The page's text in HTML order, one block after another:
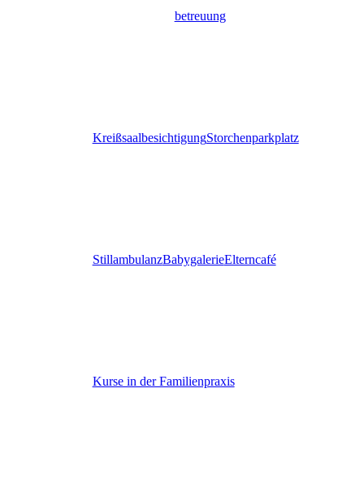
betreuung
KreißsaalbesichtigungStorchenparkplatz
StillambulanzBabygalerieElterncafé
Kurse in der Familienpraxis